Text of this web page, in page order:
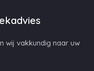
wij vakkundig naar uw